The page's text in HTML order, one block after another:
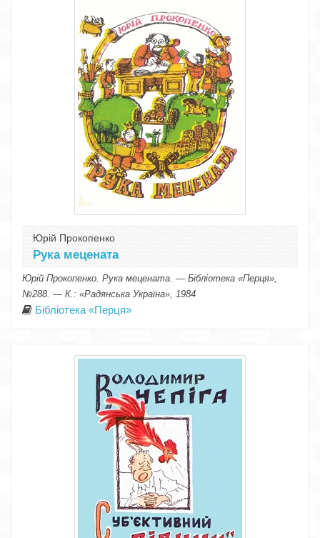
Юрій Прокопенко
Рука мецената
Юрій Прокопенко. Рука мецената. — Бібліотека «Перця»,
№288. — К.: «Радянська Україна», 1984
Бібліотека «Перця»